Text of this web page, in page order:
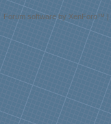
Forum software by XenForo™ |